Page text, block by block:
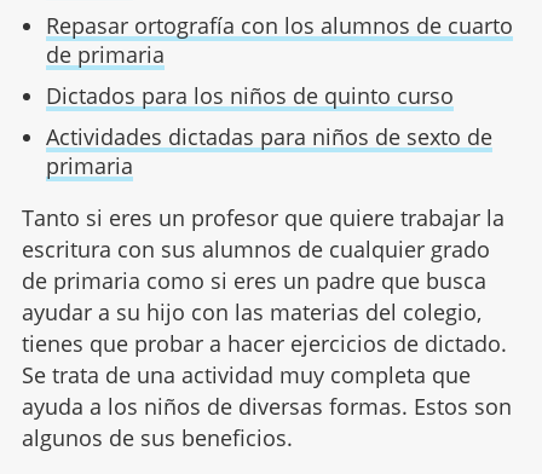
Repasar ortografía con los alumnos de cuarto
de primaria
Dictados para los niños de quinto curso
Actividades dictadas para niños de sexto de
primaria
Tanto si eres un profesor que quiere trabajar la
escritura con sus alumnos de cualquier grado
de primaria como si eres un padre que busca
ayudar a su hijo con las materias del colegio,
tienes que probar a hacer ejercicios de dictado.
Se trata de una actividad muy completa que
ayuda a los niños de diversas formas. Estos son
algunos de sus beneficios.